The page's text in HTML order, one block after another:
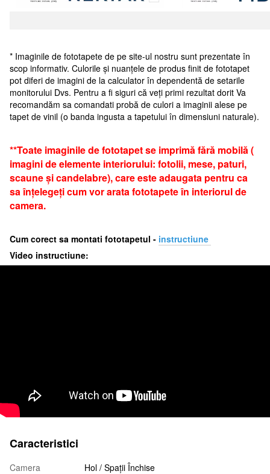
* Imaginile de fototapete de pe site-ul nostru sunt prezentate în
scop informativ. Culorile și nuanțele de produs finit de fototapet
pot diferi de imagini de la calculator în dependentă de setarile
monitorului Dvs. Pentru a fi siguri că veți primi rezultat dorit Va
recomandăm sa comandati probă de culori a imaginii alese pe
tapet de vinil (o banda ingusta a tapetului în dimensiuni naturale).
**Toate imaginile de fototapet se imprimă fără mobilă (
imagini de elemente interiorului: fotolii, mese, paturi,
scaune și candelabre), care este adaugata pentru ca
sa înțelegeți cum vor arata fototapete în interiorul de
camera.
Cum corect sa montati fototapetul - instructiune
Video instructiune:
Caracteristici
Camera Hol / Spații Închise